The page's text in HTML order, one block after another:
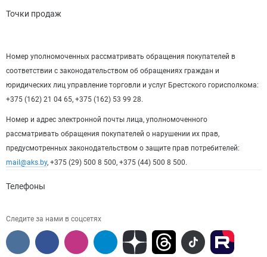
Точки продаж
Номер уполномоченных рассматривать обращения покупателей в
соответствии с законодательством об обращениях граждан и
юридических лиц управление торговли и услуг Брестского горисполкома:
+375 (162) 21 04 65, +375 (162) 53 99 28.
Номер и адрес электронной почты лица, уполномоченного
рассматривать обращения покупателей о нарушении их прав,
предусмотренных законодательством о защите прав потребителей:
mail@aks.by, +375 (29) 500 8 500, +375 (44) 500 8 500.
Телефоны
Следите за нами в соцсетях